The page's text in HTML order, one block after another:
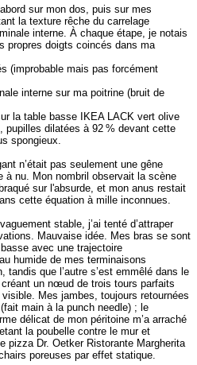
sur mon dos, puis sur mes
la texture rêche du carrelage
interne. À chaque étape, je notais
propres doigts coincés dans ma
(improbable mais pas forcément
interne sur ma poitrine (bruit de
la table basse IKEA LACK vert olive
pupilles dilatées à 92 % devant cette
spongieux.
n’était pas seulement une gêne
à nu. Mon nombril observait la scène
sur l'absurde, et mon anus restait
cette équation à mille inconnues.
stable, j’ai tenté d’attraper
Mauvaise idée. Mes bras se sont
avec une trajectoire
humide de mes terminaisons
tandis que l’autre s’est emmêlé dans le
un nœud de trois tours parfaits
Mes jambes, toujours retournées
main à la punch needle) ; le
délicat de mon péritoine m’a arraché
la poubelle contre le mur et
pizza Dr. Oetker Ristorante Margherita
poreuses par effet statique.